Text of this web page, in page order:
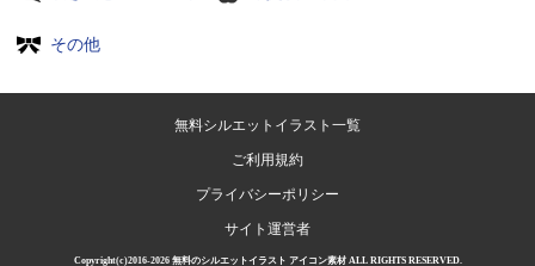
その他
無料シルエットイラスト一覧
ご利用規約
プライバシーポリシー
サイト運営者
Copyright(c)2016-2026 無料のシルエットイラスト アイコン素材ALL RIGHTS RESERVED.